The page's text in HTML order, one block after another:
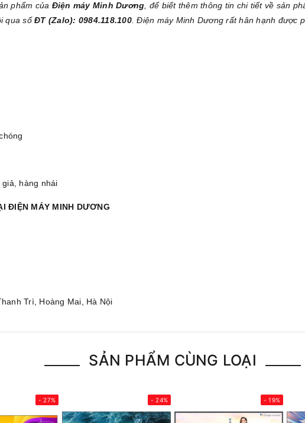
phẩm của Điện máy Minh Dương , để biết thêm thông tin chi tiết về sản
qua sốĐT (Zalo): 0984.118.100. Điện máy Minh Dương rất hân hạnh được
giả, hàng nhái
ĐIỆN MÁY MINH DƯƠNG
Trì, Hoàng Mai, Hà Nội
SẢN PHẨM CÙNG LOẠI
- 27% - 24% - 19%